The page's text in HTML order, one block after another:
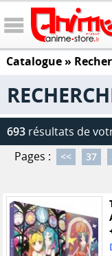
Catalogue»
693 résultats de
Pages :
<< 37